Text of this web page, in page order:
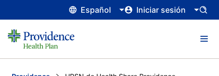
Español Iniciar sesión